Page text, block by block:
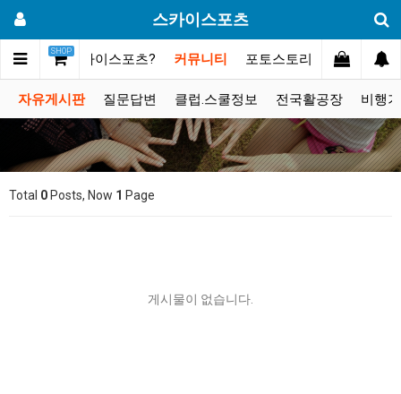
스카이스포츠
SHOP
메인 스카이스포츠? 커뮤니티 포토스토리 동영상갤러
자유게시판 질문답변 클럽.스쿨정보 전국활공장 비행
Total 0 Posts, Now 1 Page
게시물이 없습니다.